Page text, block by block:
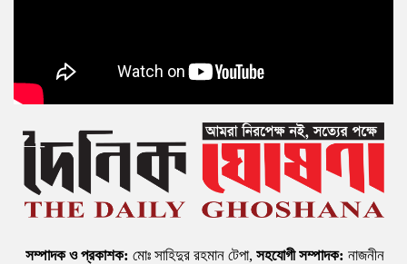
সম্পাদক ও প্রকাশক: মোঃ সাহিদুর রহমান টেপা, সহযোগী সম্পাদক: নাজনীন